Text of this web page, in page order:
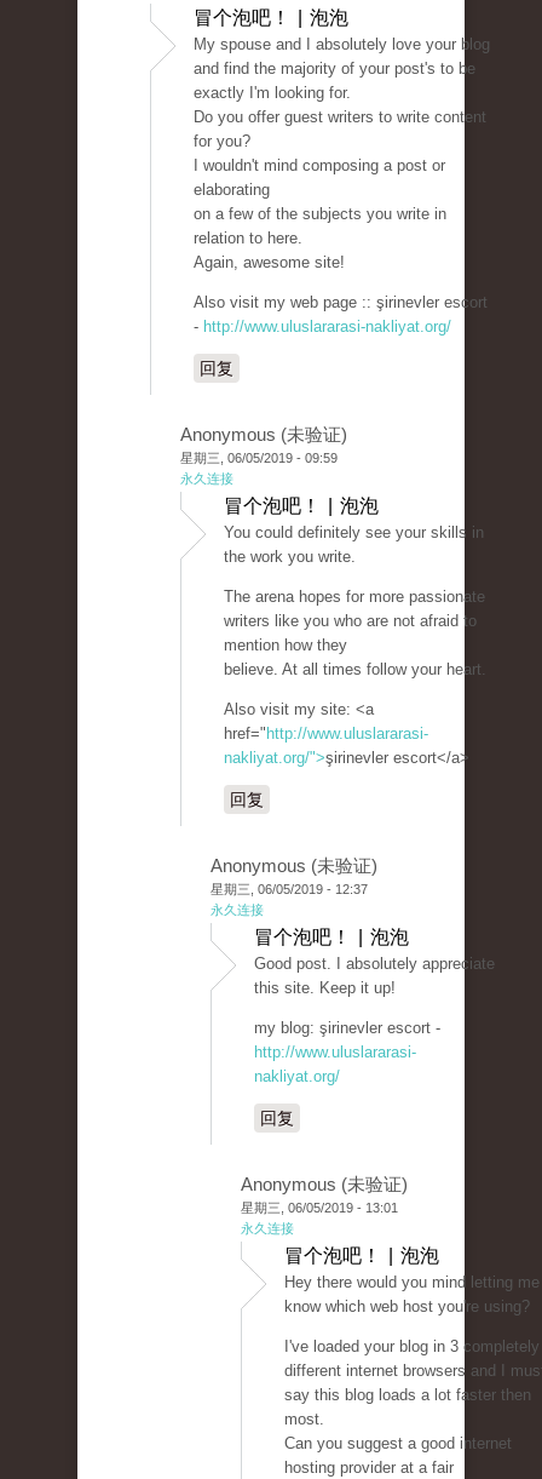
冒个泡吧！ | 泡泡
My spouse and I absolutely love your blog
and find the majority of your post's to be
exactly I'm looking for.
Do you offer guest writers to write content
for you?
I wouldn't mind composing a post or
elaborating
on a few of the subjects you write in
relation to here.
Again, awesome site!
Also visit my web page :: şirinevler escort
- http://www.uluslararasi-nakliyat.org/
回复
Anonymous (未验证)
星期三, 06/05/2019 - 09:59
永久连接
冒个泡吧！ | 泡泡
You could definitely see your skills in
the work you write.
The arena hopes for more passionate
writers like you who are not afraid to
mention how they
believe. At all times follow your heart.
Also visit my site: <a
href=" http://www.uluslararasi-
nakliyat.org/">şirinevler escort</a>
回复
Anonymous (未验证)
星期三, 06/05/2019 - 12:37
永久连接
冒个泡吧！ | 泡泡
Good post. I absolutely appreciate
this site. Keep it up!
my blog: şirinevler escort -
http://www.uluslararasi-
nakliyat.org/
回复
Anonymous (未验证)
星期三, 06/05/2019 - 13:01
永久连接
冒个泡吧！ | 泡泡
Hey there would you mind letting me
know which web host you're using?
I've loaded your blog in 3 completely
different internet browsers and I
say this blog loads a lot faster then
most.
Can you suggest a good internet
hosting provider at a fair